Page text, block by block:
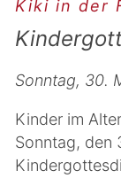
Kiki in der
Sonntag, 30.
Kinder im
Sonntag, den